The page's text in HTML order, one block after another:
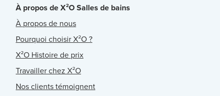
À propos de X²O Salles de bains
À propos de nous
Pourquoi choisir X²O ?
X²O Histoire de prix
Travailler chez X²O
Nos clients témoignent